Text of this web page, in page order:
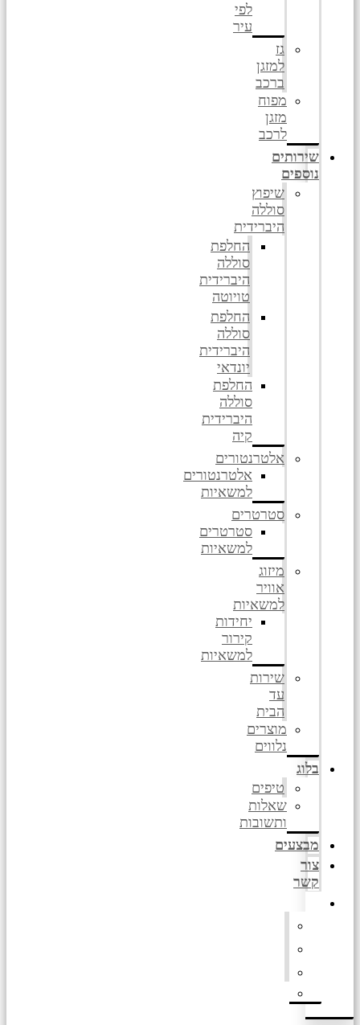
לפי
עיר
גז
למזגן
ברכב
מפוח
מזגן
לרכב
שירותים
נוספים
שיפוץ
סוללה
היברידית
החלפת
סוללה
היברידית
טויוטה
החלפת
סוללה
היברידית
יונדאי
החלפת
סוללה
היברידית
קיה
אלטרנטורים
אלטרנטורים
למשאיות
סטרטרים
סטרטרים
למשאיות
מיזוג
אוויר
למשאיות
יחידות
קירור
למשאיות
שירות
עד
הבית
מוצרים
נלווים
בלוג
טיפים
שאלות
ותשובות
מבצעים
צור
קשר